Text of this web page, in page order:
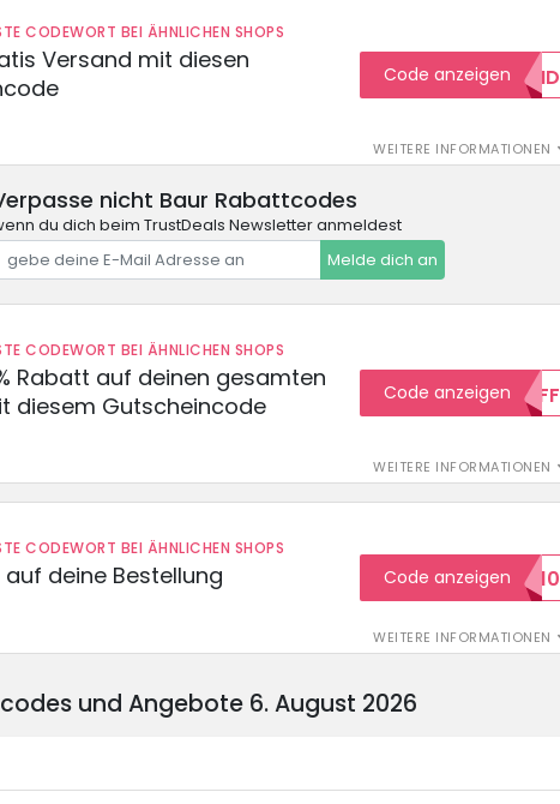
CODEWORT BEI ÄHNLICHEN SHOPS
Versand mit diesen
WEITERE INFORMATIONEN
Code anzeigen
GRATISVERSAND
nicht Baur Rabattcodes
du dich beim TrustDeals Newsletter anmeldest
Melde dich an
CODEWORT BEI ÄHNLICHEN SHOPS
Rabatt auf deinen gesamten
diesem Gutscheincode
WEITERE INFORMATIONEN
Code anzeigen15OFF
CODEWORT BEI ÄHNLICHEN SHOPS
auf deine Bestellung
WEITERE INFORMATIONEN
Code anzeigen
WILKOMMEN10
und Angebote 6. August 2026